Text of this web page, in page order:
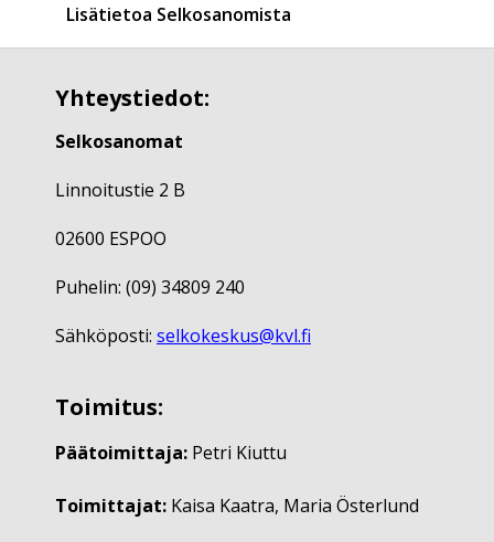
Lisätietoa Selkosanomista
Yhteystiedot:
Selkosanomat
Linnoitustie 2 B
02600 ESPOO
Puhelin: (09) 34809 240
Sähköposti: selkokeskus@kvl.fi
Toimitus:
Päätoimittaja: Petri Kiuttu
Toimittajat: Kaisa Kaatra, Maria Österlund